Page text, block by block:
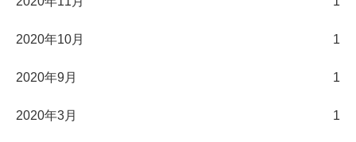
2020年10月 1
2020年9月 1
2020年3月 1